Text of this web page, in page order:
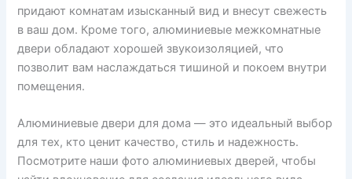
придают комнатам изысканный вид и внесут свежесть
в ваш дом. Кроме того, алюминиевые межкомнатные
двери обладают хорошей звукоизоляцией, что
позволит вам наслаждаться тишиной и покоем внутри
помещения.
Алюминиевые двери для дома — это идеальный выбор
для тех, кто ценит качество, стиль и надежность.
Посмотрите наши фото алюминиевых дверей, чтобы